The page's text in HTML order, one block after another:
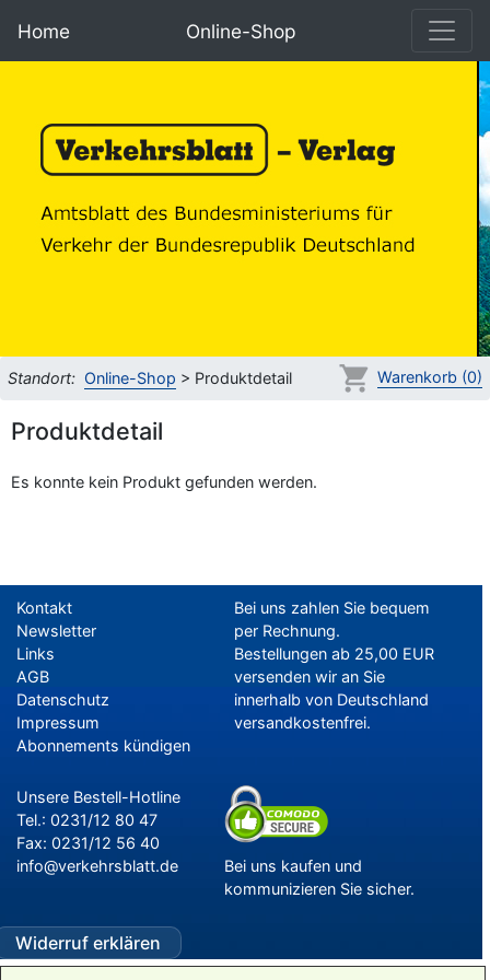
Home Online-Shop
Standort: Online-Shop > Produktdetail Warenkorb (0)
Produktdetail
Programm-Download
Es konnte kein Produkt gefunden werden.
Kontakt
Newsletter
Links
AGB
Datenschutz
Impressum
Abonnements kündigen
Bei uns zahlen Sie bequem
per Rechnung.
Bestellungen ab 25,00 EUR
versenden wir an Sie
innerhalb von Deutschland
versandkostenfrei.
Unsere Bestell-Hotline
Tel.: 0231/12 80 47
Fax: 0231/12 56 40
info@verkehrsblatt.de
Bei uns kaufen und
kommunizieren Sie sicher.
Widerruf erklären